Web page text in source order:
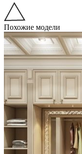
Похожие модели